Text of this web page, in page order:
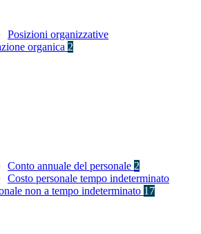
Posizioni organizzative
organica 2
Conto annuale del personale 2
Costo personale tempo indeterminato
non a tempo indeterminato 17